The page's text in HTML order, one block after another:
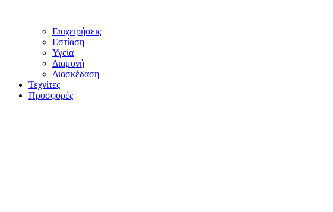
Επιχειρήσεις
Εστίαση
Υγεία
Διαμονή
Διασκέδαση
Τεχνίτες
Προσφορές